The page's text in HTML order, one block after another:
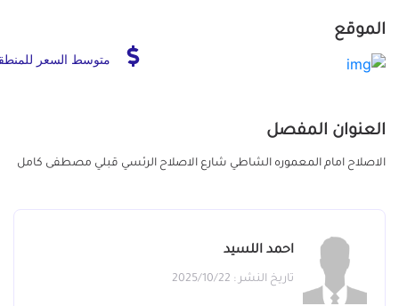
الموقع
متوسط السعر
العنوان المفصل
الاصلاح امام المعموره الشاطي شارع الاصلاح الرئسي قبلي مصطفى كامل
احمد اللسيد
تاريخ النشر : 2025/10/22